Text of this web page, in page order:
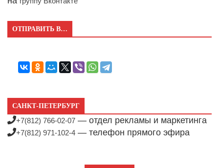
ОТПРАВИТЬ В…
САНКТ-ПЕТЕРБУРГ
+7(812) 766-02-07 — отдел рекламы и маркетинга
+7(812) 971-102-4 — телефон прямого эфира